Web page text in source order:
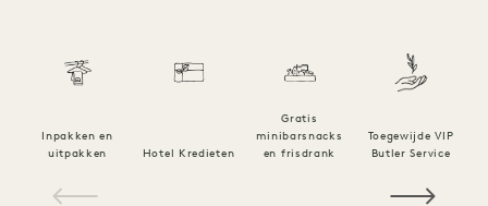
Inpakken en
uitpakken
Hotel Kredieten
Gratis
minibarsnacks
en frisdrank
Toegewijde VIP
Butler Service